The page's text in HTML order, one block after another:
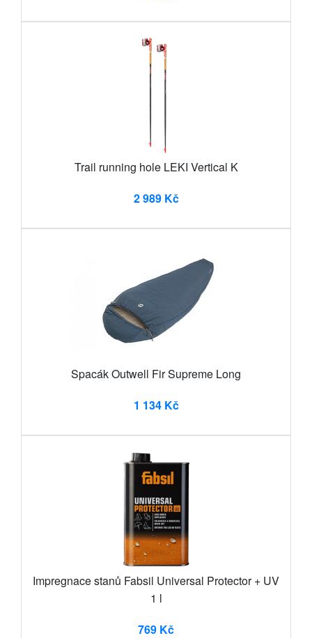
Trail running hole LEKI Vertical K
2 989 Kč
Spacák Outwell Fir Supreme Long
1 134 Kč
Impregnace stanů Fabsil Universal Protector + UV
1 l
769 Kč